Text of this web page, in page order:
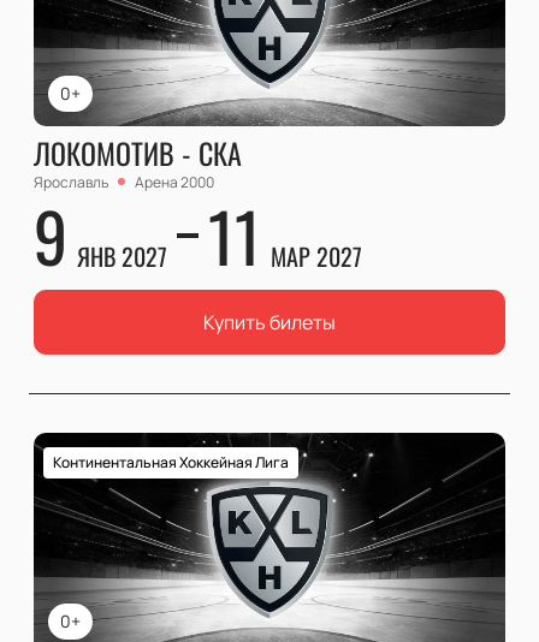
0+
ЛОКОМОТИВ - СКА
Ярославль Арена 2000
9 ЯНВ 2027 11 МАР 2027
Купить билеты
0+
Континентальная Хоккейная Лига